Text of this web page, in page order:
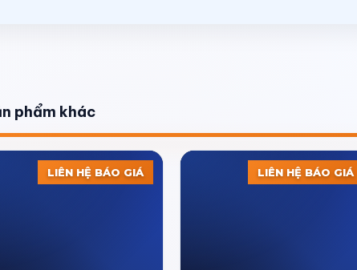
phẩm khác
LIÊN HỆ BÁO GIÁ LIÊN HỆ BÁO GIÁ